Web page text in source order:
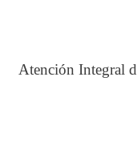
Atención Integral